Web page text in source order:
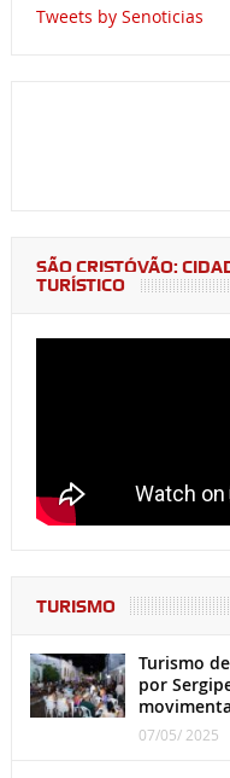
Tweets by Senoticias
SÃO CRISTÓVÃO:
TURÍSTICO
TURISMO
Turismo
por
07/05/ 2025